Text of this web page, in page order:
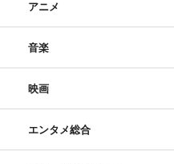
アニメ
音楽
映画
エンタメ総合